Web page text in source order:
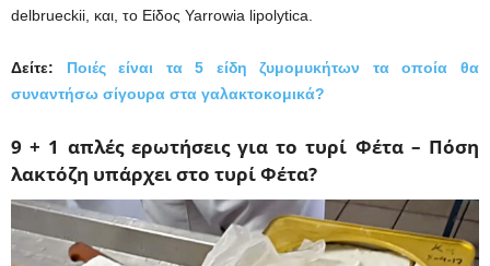
delbrueckii, και, το Είδος Yarrowia lipolytica.
Δείτε: Ποιές είναι τα 5 είδη ζυμομυκήτων τα οποία θα
συναντήσω σίγουρα στα γαλακτοκομικά?
9 + 1 απλές ερωτήσεις για το τυρί Φέτα – Πόση
λακτόζη υπάρχει στο τυρί Φέτα?